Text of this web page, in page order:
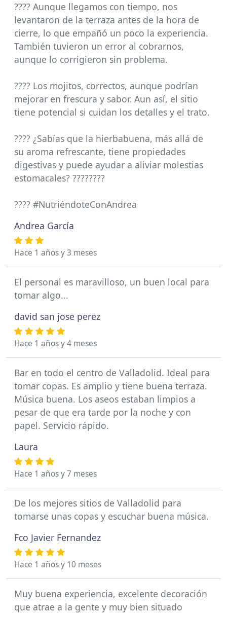
????️ Aunque llegamos con tiempo, nos
levantaron de la terraza antes de la hora de
cierre, lo que empañó un poco la experiencia.
También tuvieron un error al cobrarnos,
aunque lo corrigieron sin problema.
???? Los mojitos, correctos, aunque podrían
mejorar en frescura y sabor. Aun así, el sitio
tiene potencial si cuidan los detalles y el trato.
???? ¿Sabías que la hierbabuena, más allá de
su aroma refrescante, tiene propiedades
digestivas y puede ayudar a aliviar molestias
estomacales? ????????
???? #NutriéndoteConAndrea
Andrea García
Hace 1 años y 3 meses
El personal es maravilloso, un buen local para
tomar algo...
david san jose perez
Hace 1 años y 4 meses
Bar en todo el centro de Valladolid. Ideal para
tomar copas. Es amplio y tiene buena terraza.
Música buena. Los aseos estaban limpios a
pesar de que era tarde por la noche y con
papel. Servicio rápido.
Laura
Hace 1 años y 7 meses
De los mejores sitios de Valladolid para
tomarse unas copas y escuchar buena música.
Fco Javier Fernandez
Hace 1 años y 10 meses
Muy buena experiencia, excelente decoración
que atrae a la gente y muy bien situado